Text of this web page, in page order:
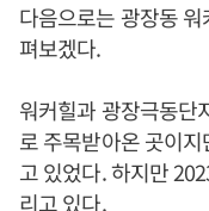
다음으로는 광장동
펴보겠다.
워커힐과 광장극동단
로 주목받아온 곳이
고 있었다. 하지만
리고 있다.